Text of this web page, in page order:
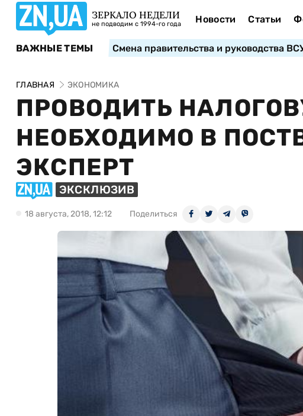
ЗЕРКАЛО НЕДЕЛИ
не подводим с 1994-го года Новости Статьи
ВАЖНЫЕ ТЕМЫ Смена правительства и руководства
ГЛАВНАЯ ЭКОНОМИКА
ПРОВОДИТЬ
НЕОБХОДИМО В
ЭКСПЕРТ
ЭКСКЛЮЗИВ
18 августа, 2018, 12:12 Поделиться